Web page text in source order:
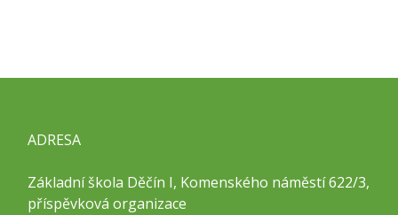
ADRESA
Základní škola Děčín I, Komenského náměstí 622/3,
příspěvková organizace